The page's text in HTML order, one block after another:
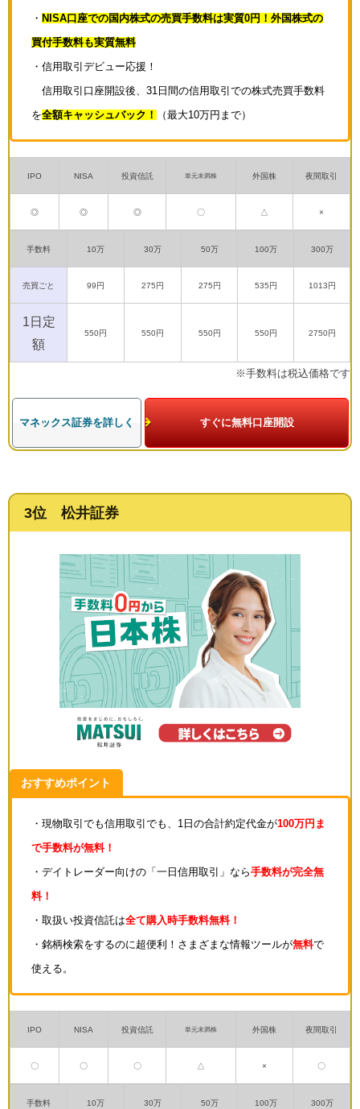
・ NISA口座での国内株式の売買手数料は実質0円！外国株式の
買付手数料も実質無料
・信用取引デビュー応援！
信用取引口座開設後、31日間の信用取引での株式売買手数料
を全額キャッシュバック！ （最大10万円まで）
IPO NISA 投資信託 単元未満株 外国株 夜間取引
◎ ◎ ◎ 〇 △ ×
手数料 10万 30万 50万 100万 300万
売買ごと 99円 275円 275円 535円 1013円
1日定
額
550円 550円 550円 550円 2750円
※手数料は税込価格です
マネックス証券を詳しく すぐに無料口座開設
3位 松井証券
おすすめポイント
・現物取引でも信用取引でも、1日の合計約定代金が100万円ま
で手数料が無料！
・デイトレーダー向けの「一日信用取引」なら手数料が完全無
料！
・取扱い投資信託は全て購入時手数料無料！
・銘柄検索をするのに超便利！さまざまな情報ツールが無料で
使える。
IPO NISA 投資信託 単元未満株 外国株 夜間取引
〇 〇 〇 △ × 〇
手数料 10万 30万 50万 100万 300万